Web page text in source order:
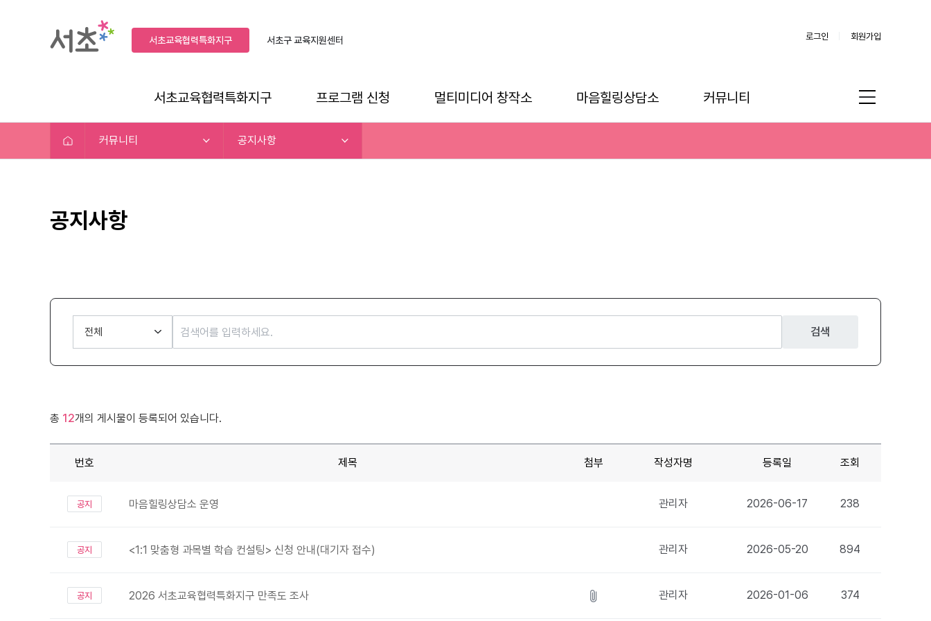
서초교육협력특화지구 서초구교육지원센터 로그인 회원가입
서초교육협력특화지구 프로그램 신청 멀티미디어 창작소 마음힐링상담소 커뮤니티
커뮤니티 공지사항
공지사항
검색
총 12개의 게시물이 등록되어 있습니다.
번호 제목 첨부 작성자명 등록일 조회
공지 마음힐링상담소 운영 관리자 2026-06-17 238
공지 <1:1 맞춤형 과목별 학습 컨설팅> 신청 안내(대기자 접수) 관리자 2026-05-20 894
공지 2026 서초교육협력특화지구 만족도 조사 관리자 2026-01-06 374